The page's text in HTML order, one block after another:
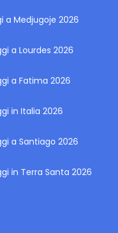
a Medjugoje 2026
a Lourdes 2026
a Fatima 2026
in Italia 2026
a Santiago 2026
in Terra Santa 2026